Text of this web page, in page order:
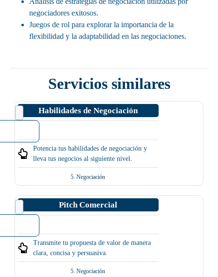
negociadores exitosos.
Juegos de rol para explorar la importancia de la
flexibilidad y la adaptabilidad en las negociaciones.
Servicios similares
Habilidades de Negociación
Potencia tus habilidades de negociación y
lleva tus negocios al siguiente nivel.
5. Negociación
Pitch Comercial
Transmite tu propuesta de valor de manera
clara, concisa y persuasiva.
5. Negociación